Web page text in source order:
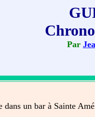
Par
dans un bar à Sainte